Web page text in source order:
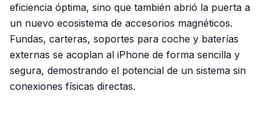
eficiencia óptima, sino que también abrió la puerta a
un nuevo ecosistema de accesorios magnéticos.
Fundas, carteras, soportes para coche y baterías
externas se acoplan al iPhone de forma sencilla y
segura, demostrando el potencial de un sistema sin
conexiones físicas directas.